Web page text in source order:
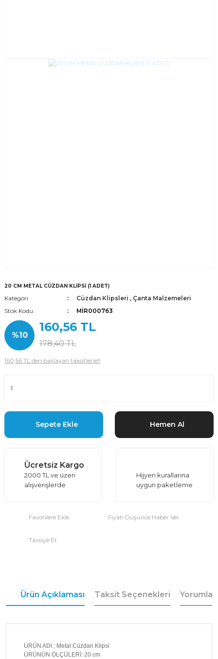
20 CM METAL CÜZDAN KLİPSİ (1 ADET)
Kategori Cüzdan Klipsleri , Çanta Malzemeleri
Stok Kodu
MİR000763
%10
160,56 TL
178,40 TL
160,56 TL den başlayan taksitlerle!!
Sepete Ekle Hemen Al
Ücretsiz Kargo
2000 TL ve üzeri
alışverişlerde
Hijyen kurallarına
uygun paketleme
Fiyatı Düşünce Haber Ver
Tavsiye Et
Ürün Açıklaması Taksit Seçenekleri Yorumlar
ÜRÜN ADI : Metal Cüzdan Klipsi
ÜRÜNÜN ÖLÇÜLERİ: 20 cm